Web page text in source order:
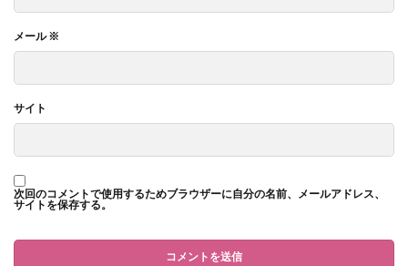
メール※
サイト
次回のコメントで使用するためブラウザーに自分の名前、メールアドレス、
サイトを保存する。